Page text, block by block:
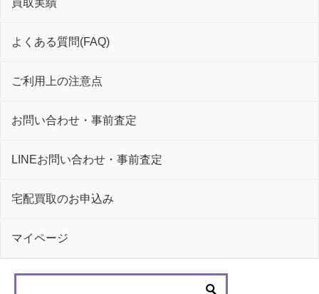
よくある質問(FAQ)
ご利用上の注意点
お問い合わせ・事前査定
LINEお問い合わせ・事前査定
宅配買取のお申込み
マイページ